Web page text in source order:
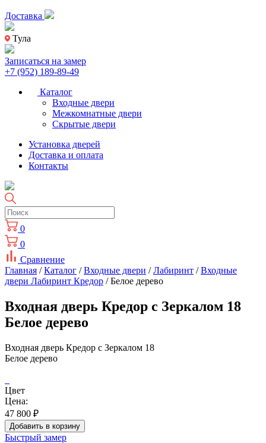
Доставка
Тула
Записаться на замер
+7 (952) 189-89-49
Каталог
Входные двери
Межкомнатные двери
Скрытые двери
Установка дверей
Доставка и оплата
Контакты
0
0
Сравнение
Главная /Каталог /Входные двери /Лабиринт /Входные
двери Лабиринт Кредор / Белое дерево
Входная дверь Кредор с Зеркалом 18
Белое дерево
Входная дверь Кредор с Зеркалом 18
Белое дерево
Цвет
Цена:
47 800 ₽
Добавить в корзину
Быстрый замер